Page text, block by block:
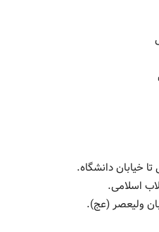
خیابان دانشگاه.
اسلامی.
ولیعصر (عج).